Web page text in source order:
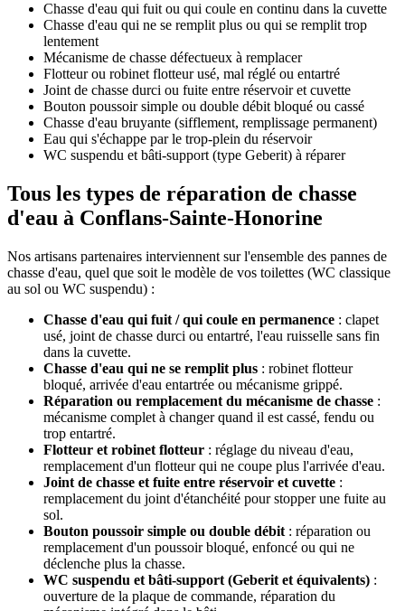
Chasse d'eau qui fuit ou qui coule en continu dans la cuvette
Chasse d'eau qui ne se remplit plus ou qui se remplit trop
lentement
Mécanisme de chasse défectueux à remplacer
Flotteur ou robinet flotteur usé, mal réglé ou entartré
Joint de chasse durci ou fuite entre réservoir et cuvette
Bouton poussoir simple ou double débit bloqué ou cassé
Chasse d'eau bruyante (sifflement, remplissage permanent)
Eau qui s'échappe par le trop-plein du réservoir
WC suspendu et bâti-support (type Geberit) à réparer
Tous les types de réparation de chasse
d'eau à Conflans-Sainte-Honorine
Nos artisans partenaires interviennent sur l'ensemble des pannes de
chasse d'eau, quel que soit le modèle de vos toilettes (WC classique
au sol ou WC suspendu) :
Chasse d'eau qui fuit / qui coule en permanence : clapet
usé, joint de chasse durci ou entartré, l'eau ruisselle sans fin
dans la cuvette.
Chasse d'eau qui ne se remplit plus : robinet flotteur
bloqué, arrivée d'eau entartrée ou mécanisme grippé.
Réparation ou remplacement du mécanisme de chasse :
mécanisme complet à changer quand il est cassé, fendu ou
trop entartré.
Flotteur et robinet flotteur : réglage du niveau d'eau,
remplacement d'un flotteur qui ne coupe plus l'arrivée d'eau.
Joint de chasse et fuite entre réservoir et cuvette :
remplacement du joint d'étanchéité pour stopper une fuite au
sol.
Bouton poussoir simple ou double débit : réparation ou
remplacement d'un poussoir bloqué, enfoncé ou qui ne
déclenche plus la chasse.
WC suspendu et bâti-support (Geberit et équivalents) :
ouverture de la plaque de commande, réparation du